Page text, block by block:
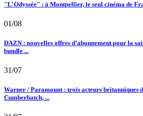
"L'Odyssée" : à Montpellier, le seul cinéma de
01/08
DAZN : nouvelles offres d’abonnement pour la
bundle ...
31/07
Warner / Paramount : trois acteurs britanniques
Cumberbatch, ...